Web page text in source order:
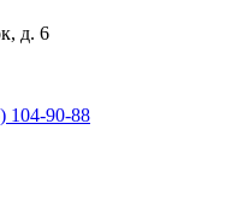
д. 6
104-90-88